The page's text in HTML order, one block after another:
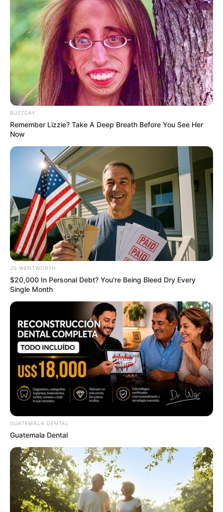
12 ก.ค. 2019
กำไลข้อมือ ใส่กี่วงถึงจะดี และนี่คือ คำทำนาย จาก จำนวนกำไลที่คุณ
6 เม.ย. 2019
ทำนาย เลขบัตรประชาชนตัวสุดท้าย ขีดชะตาคุณไว้อย่างไร
25 ก.ย. 2019
เฮ! รับสงกรานต์ หมอช้าง เปิดคำทำนาย 3 ราศี ดวงดีตลอดเดือน
เม.ย60
BUZZDAY
Remember Lizzie? Take A Deep Breath Before You See Her
Now
JG WENTWORTH
$20,000 In Personal Debt? You're Being Bleed Dry Every
Single Month
GUATEMALA DENTAL
Guatemala Dental